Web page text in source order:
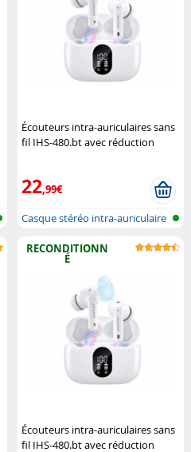
Écouteurs intra-auriculaires sans
fil IHS-480.bt avec réduction
22,99€
Casque stéréo intra-auriculaire
RECONDITIONN
É
Écouteurs intra-auriculaires sans
fil IHS-480.bt avec réduction